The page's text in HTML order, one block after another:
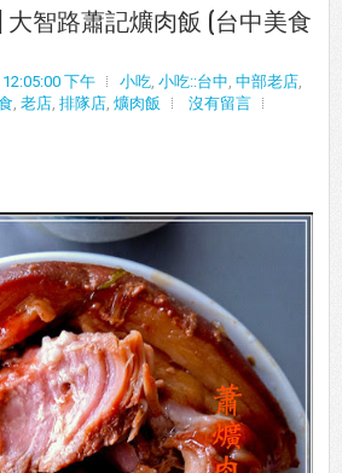
智路蕭記爌肉飯 (台中美食
下午 小吃, 小吃::台中, 中部老店,
, 老店, 排隊店, 爌肉飯 沒有留言